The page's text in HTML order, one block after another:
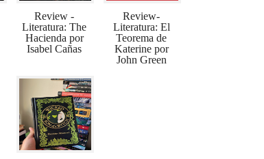
Review -
Literatura: The
Hacienda por
Isabel Cañas
Review-
Literatura: El
Teorema de
Katerine por
John Green